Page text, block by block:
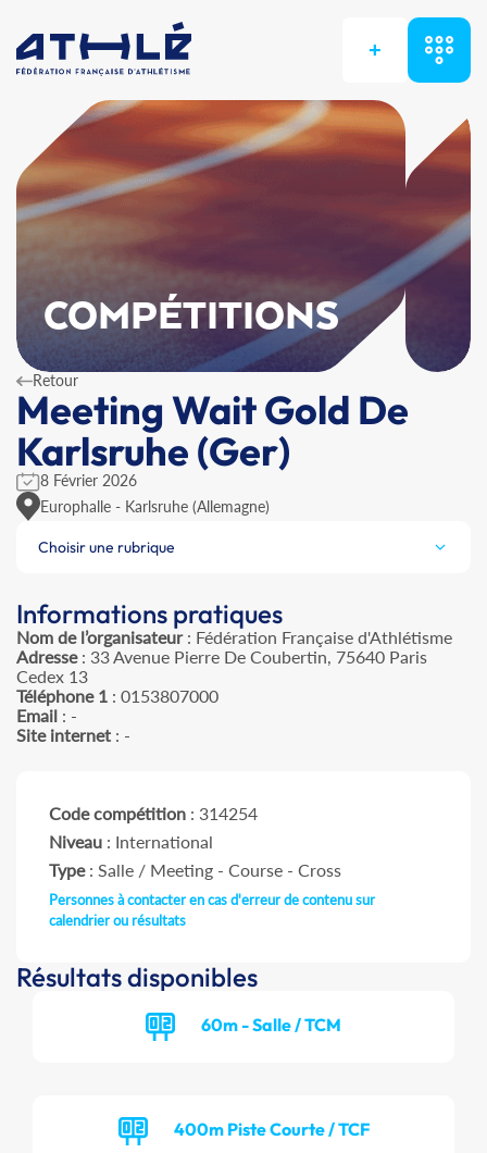
+
COMPÉTITIONS
Retour
Meeting Wait Gold De
Karlsruhe (Ger)
8 Février 2026
Europhalle - Karlsruhe (Allemagne)
Choisir une rubrique
Informations pratiques
Nom de l’organisateur: Fédération Française d'Athlétisme
Adresse: 33 Avenue Pierre De Coubertin, 75640 Paris
Cedex 13
Téléphone 1 : 0153807000
Email : -
Site internet : -
Code compétition : 314254
Niveau : International
Type: Salle / Meeting - Course - Cross
Personnes à contacter en cas d'erreur de contenu sur
calendrier ou résultats
Résultats disponibles
60m - Salle / TCM
400m Piste Courte / TCF